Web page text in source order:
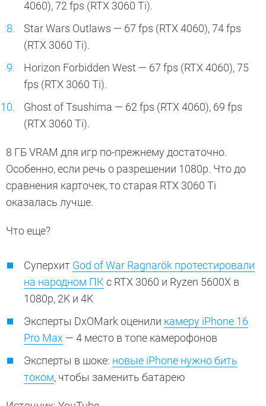
4060), 72 fps (RTX 3060 Ti).
Star Wars Outlaws — 67 fps (RTX 4060), 74 fps
(RTX 3060 Ti).
Horizon Forbidden West — 67 fps (RTX 4060), 75
fps (RTX 3060 Ti).
Ghost of Tsushima — 62 fps (RTX 4060), 69 fps
(RTX 3060 Ti).
8 ГБ VRAM для игр по-прежнему достаточно.
Особенно, если речь о разрешении 1080p. Что до
сравнения карточек, то старая RTX 3060 Ti
оказалась лучше.
Что еще?
Суперхит God of War Ragnarök протестировали
на народном ПК с RTX 3060 и Ryzen 5600X в
1080p, 2K и 4K
Эксперты DxOMark оценили камеру iPhone 16
Pro Max — 4 место в топе камерофонов
Эксперты в шоке: новые iPhone нужно бить
током, чтобы заменить батарею